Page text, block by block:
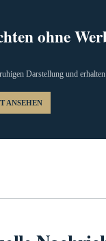
ohne
Darstellung und
ANSEHEN